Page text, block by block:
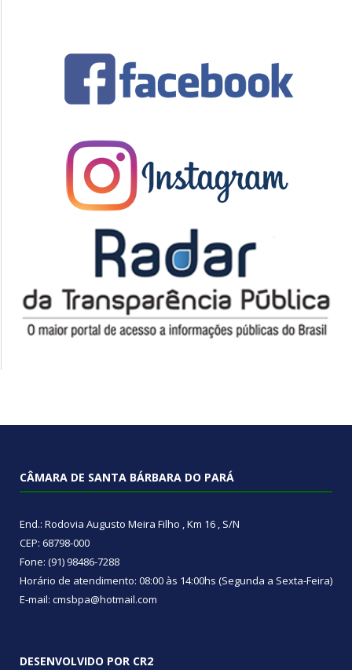
CÂMARA DE SANTA BÁRBARA DO PARÁ
End.: Rodovia Augusto Meira Filho , Km 16 , S/N
CEP: 68798-000
Fone: (91) 98486-7288
Horário de atendimento: 08:00 às 14:00hs (Segunda a Sexta-Feira)
E-mail: cmsbpa@hotmail.com
DESENVOLVIDO POR CR2